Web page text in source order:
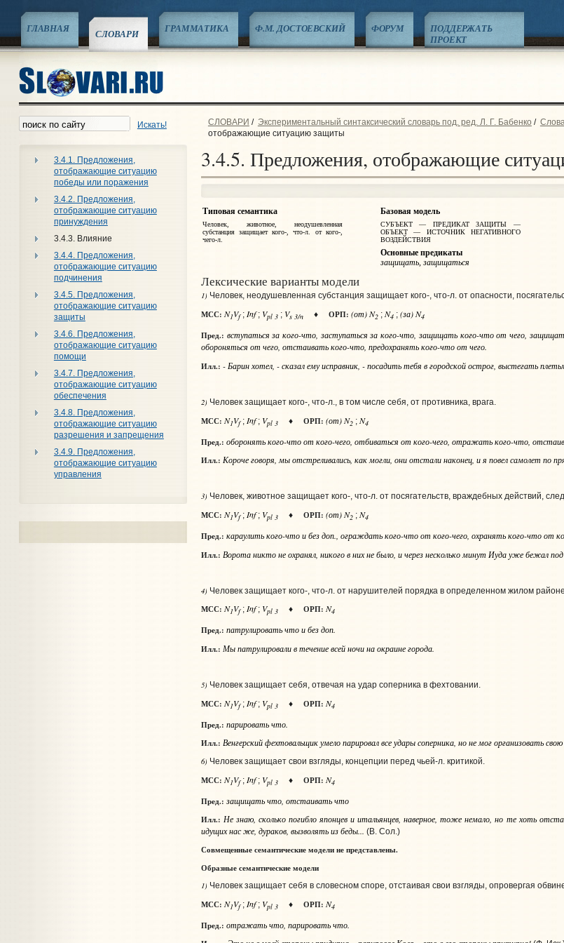
ГЛАВНАЯ СЛОВАРИ ГРАММАТИКА Ф.М. ДОСТОЕВСКИЙ ФОРУМ
ПОДДЕРЖАТЬ
ПРОЕКТ
Искать!
3.4.1. Предложения,
отображающие ситуацию
победы или поражения
3.4.2. Предложения,
отображающие ситуацию
принуждения
3.4.3. Влияние
3.4.4. Предложения,
отображающие ситуацию
подчинения
3.4.5. Предложения,
отображающие ситуацию
защиты
3.4.6. Предложения,
отображающие ситуацию
помощи
3.4.7. Предложения,
отображающие ситуацию
обеспечения
3.4.8. Предложения,
отображающие ситуацию
разрешения и запрещения
3.4.9. Предложения,
отображающие ситуацию
управления
СЛОВАРИ / Экспериментальный синтаксический словарь под. ред. Л. Г. Бабенко /
отображающие ситуацию защиты
3.4.5. Предложения, отображающие
Типовая семантика
Человек, животное, неодушевленная
субстанция защищает кого-, что‑л. от кого-,
чего‑л.
Базовая модель
СУБЪЕКТ — ПРЕДИКАТ ЗАЩИТЫ —
ОБЪЕКТ — ИСТОЧНИК НЕГАТИВНОГО
ВОЗДЕЙСТВИЯ
Основные предикаты
защищать, защищаться
Лексические варианты модели
1) Человек, неодушевленная субстанция защищает кого-, что‑л. от опасности,
МСС: N1Vf;Inf;Vpl 3;Vs 3/n ♦ ОРП: (от) N2;N4;(за) N4
Пред.: вступатьсяза кого-что, заступатьсяза кого-что , защищать кого-что от чего,
обороняться от чего, отстаиватького-что, предохранятького-что от чего.
Илл.: - Барин хотел, - сказал ему исправник, - посадить тебя в городской острог, выстегать
2) Человек защищает кого-, что‑л., в том числе себя, от противника, врага.
МСС: N1Vf;Inf;Vpl 3 ♦ ОРП: (от) N2;N4
Пред.: оборонятького-что от кого-чего, отбиваться от кого-чего, отражатького-что,
Илл.: Короче говоря, мы отстреливались, как могли, они отстали наконец, и я повел самолет по
3) Человек, животное защищает кого-, что‑л. от посягательств, враждебных действий,
МСС: N1Vf;Inf;Vpl 3 ♦ ОРП: (от) N2;N4
Пред.: караулитького-что и без доп. , ограждатького-что от кого-чего, охранятького-что от
Илл.: Ворота никто не охранял, никого в них не было, и через несколько минут Иуда уже бежал
4) Человек защищает кого-, что‑л. от нарушителей порядка в определенном жилом
МСС: N1Vf;Inf;Vpl 3 ♦ ОРП: N4
Пред.: патрулироватьчто и без доп.
Илл.: Мы патрулировали в течение всей ночи на окраине города.
5) Человек защищает себя, отвечая на удар соперника в фехтовании.
МСС: N1Vf;Inf;Vpl 3 ♦ ОРП: N4
Пред.: парироватьчто.
Илл.: Венгерский фехтовальщик умело парировал все удары соперника, но не мог организовать
6) Человек защищает свои взгляды, концепции перед чьей‑л. критикой.
МСС: N1Vf;Inf;Vpl 3 ♦ ОРП: N4
Пред.: защищатьчто, отстаиватьчто
Илл.: Не знаю, сколько погибло японцев и итальянцев, наверное, тоже немало, но те хоть
идущих нас же, дураков, вызволять из беды... (В. Сол.)
Совмещенные семантические моделине представлены.
Образные семантические модели
1) Человек защищает себя в словесном споре, отстаивая свои взгляды, опровергая
МСС: N1Vf;Inf;Vpl 3 ♦ ОРП: N4
Пред.: отражатьчто, парироватьчто.